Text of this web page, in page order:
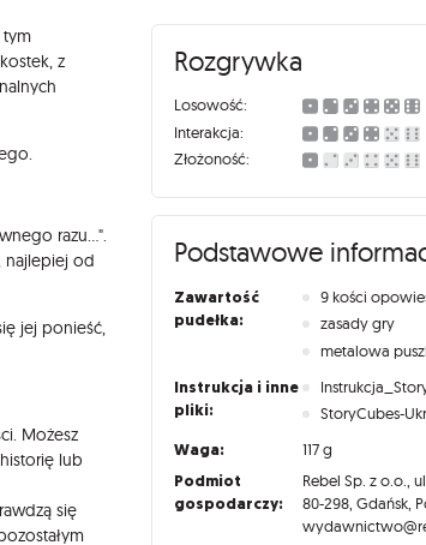
tym
z
razu...".
najlepiej od
jej ponieść,
Możesz
lub
się
Rozgrywka
Losowość:
Interakcja:
Złożoność:
Podstawowe
Zawartość
pudełka:
9 kości
zasady gry
metalowa
Instrukcja i inne
pliki:
StoryCubes-
Waga: 117 g
Podmiot
gospodarczy:
Rebel Sp. z o.o.,
80-298, Gdańsk,